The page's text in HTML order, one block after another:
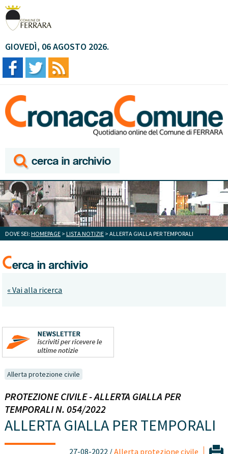
GIOVEDÌ, 06 AGOSTO 2026.
DOVE SEI: HOMEPAGE > LISTA NOTIZIE > ALLERTA GIALLA PER TEMPORALI
« Vai alla ricerca
Allerta protezione civile
PROTEZIONE CIVILE - ALLERTA GIALLA PER
TEMPORALI N. 054/2022
ALLERTA GIALLA PER TEMPORALI
27-08-2022 /Allerta protezione civile